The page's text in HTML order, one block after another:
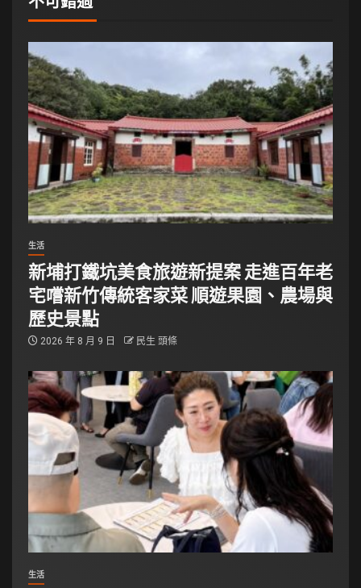
生活
新埔打鐵坑美食旅遊新提案 走進百年老
宅嚐新竹傳統客家菜 順遊果園、農場與
歷史景點
2026 年 8 月 9 日 民生 頭條
生活